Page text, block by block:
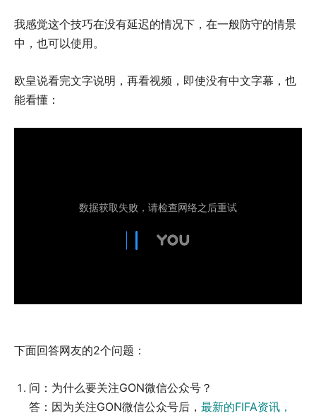
我感觉这个技巧在没有延迟的情况下，在一般防守的情景
中，也可以使用。
欧皇说看完文字说明，再看视频，即使没有中文字幕，也
能看懂：
下面回答网友的2个问题：
问：为什么要关注GON微信公众号？
答：因为关注GON微信公众号后， 最新的FIFA资讯，